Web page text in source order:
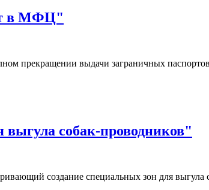
в МФЦ"
прекращении выдачи заграничных
выгула собак-проводников"
создание специальных зон для